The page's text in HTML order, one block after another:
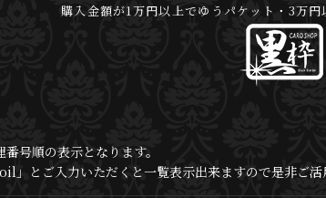
購入金額が1万円以上でゆうパケット・3万
号順の表示となります。
とご入力いただくと一覧表示出来ますので是非ご活